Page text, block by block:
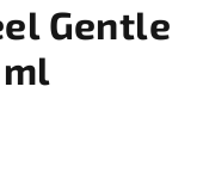
košík
Gentle